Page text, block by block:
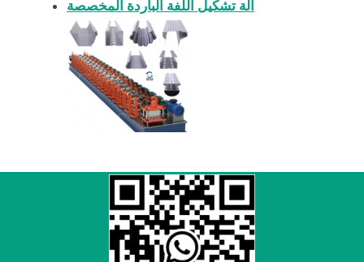
آلة تشكيل اللفة الباردة المخصصة